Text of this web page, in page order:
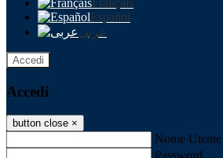
Français
Español
عربى
Accedi
Accedi
button close ×
Nome Utente